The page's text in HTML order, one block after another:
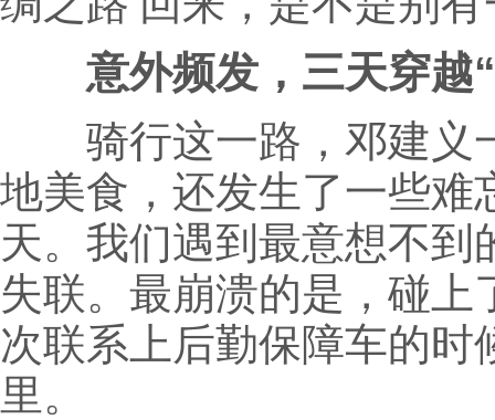
意外频发，三天穿越“
骑行这一路，邓建义
地美食，还发生了一些难
天。我们遇到最意想不
失联。最崩溃的是，碰上
次联系上后勤保障车的
里。